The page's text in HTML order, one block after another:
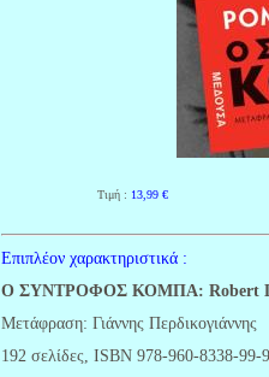
Τιμή : 13,99 €
Επιπλέον χαρακτηριστικά :
Ο ΣΥΝΤΡΟΦΟΣ ΚΟΜΠΑ: Robert
Μετάφραση: Γιάννης Περδικογιάννης
192 σελίδες, ISBN 978-960-8338-99-9